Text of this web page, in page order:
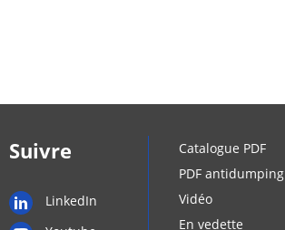
Suivre
LinkedIn
Catalogue PDF
PDF antidumping
Vidéo
En vedette